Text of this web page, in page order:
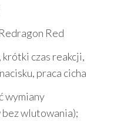
Red
krótki czas reakcji,
praca cicha
wymiany
bez wlutowania);